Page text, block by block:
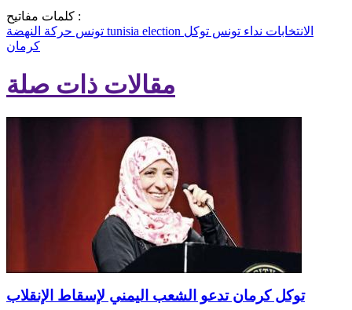
كلمات مفاتيح :
تونس tunisia election الانتخابات نداء تونس توكل
كرمان
مقالات ذات صلة
توكل كرمان تدعو الشعب اليمني لإسقاط الإنقلاب